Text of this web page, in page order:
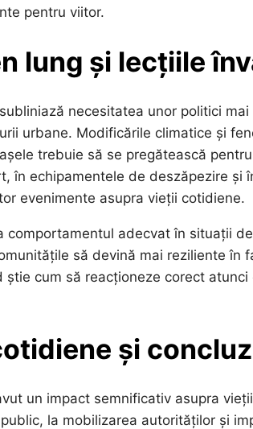
pentru viitor.
lung și lecțiile
necesitatea unor politici
urbane. Modificările climatice și
trebuie să se pregătească
în echipamentele de deszăpezire și
evenimente asupra vieții cotidiene.
comportamentul adecvat în situații
să devină mai reziliente în
cum să reacționeze corect
și
un impact semnificativ asupra
la mobilizarea autorităților și